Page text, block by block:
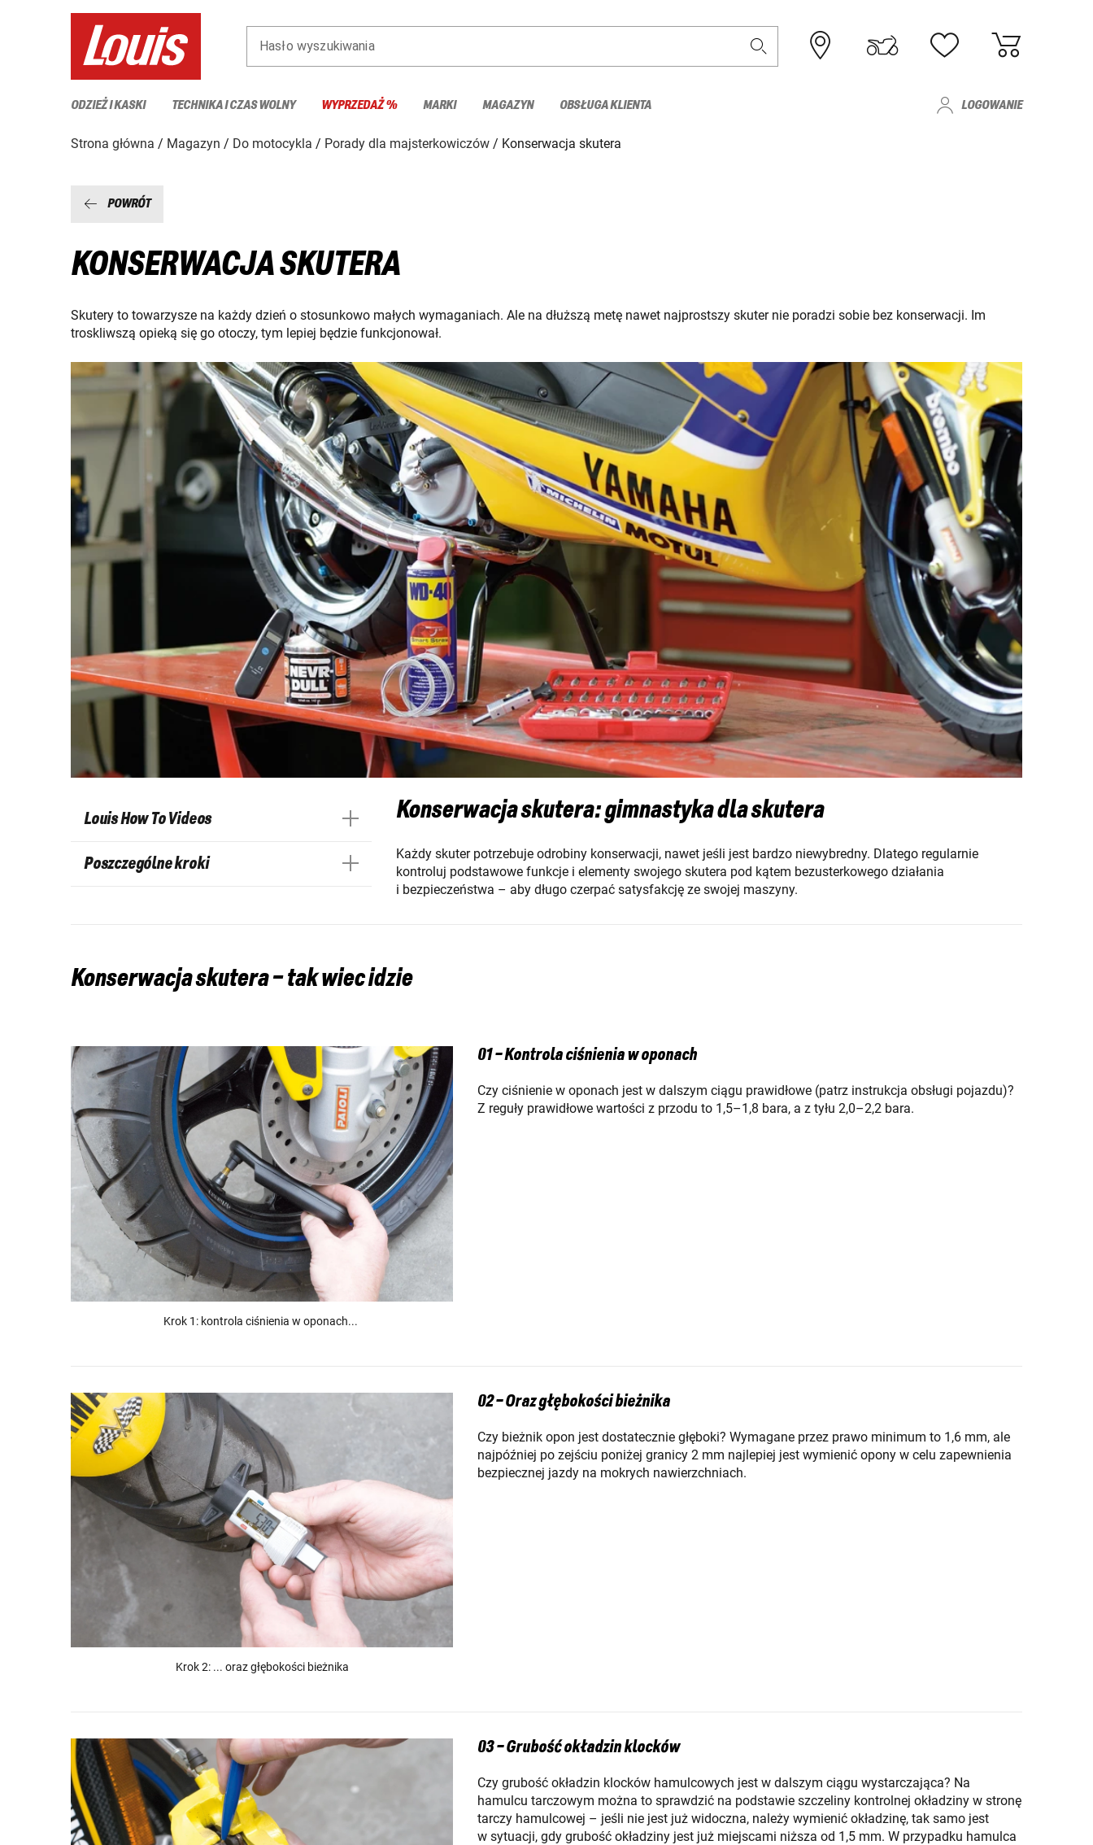
Hasło wyszukiwania
ODZIEŻ I KASKI TECHNIKA I CZAS WOLNY WYPRZEDAŻ % MARKI MAGAZYN OBSŁUGA KLIENTA LOGOWANIE
Strona główna Magazyn Do motocykla Porady dla majsterkowiczów Konserwacja skutera
POWRÓT
KONSERWACJA SKUTERA
Skutery to towarzysze na każdy dzień o stosunkowo małych wymaganiach. Ale na dłuższą metę nawet najprostszy skuter nie poradzi sobie bez konserwacji. Im
troskliwszą opieką się go otoczy, tym lepiej będzie funkcjonował.
Louis How To Videos
Poszczególne kroki
Konserwacja skutera: gimnastyka dla skutera
Każdy skuter potrzebuje odrobiny konserwacji, nawet jeśli jest bardzo niewybredny. Dlatego regularnie
kontroluj podstawowe funkcje i elementy swojego skutera pod kątem bezusterkowego działania
i bezpieczeństwa – aby długo czerpać satysfakcję ze swojej maszyny.
Konserwacja skutera – tak wiec idzie
Krok 1: kontrola ciśnienia w oponach...
01 – Kontrola ciśnienia w oponach
Czy ciśnienie w oponach jest w dalszym ciągu prawidłowe (patrz instrukcja obsługi pojazdu)?
Z reguły prawidłowe wartości z przodu to 1,5–1,8 bara, a z tyłu 2,0–2,2 bara.
Krok 2: ... oraz głębokości bieżnika
02 – Oraz głębokości bieżnika
Czy bieżnik opon jest dostatecznie głęboki? Wymagane przez prawo minimum to 1,6 mm, ale
najpóźniej po zejściu poniżej granicy 2 mm najlepiej jest wymienić opony w celu zapewnienia
bezpiecznej jazdy na mokrych nawierzchniach.
03 – Grubość okładzin klocków
Czy grubość okładzin klocków hamulcowych jest w dalszym ciągu wystarczająca? Na
hamulcu tarczowym można to sprawdzić na podstawie szczeliny kontrolnej okładziny w stronę
tarczy hamulcowej – jeśli nie jest już widoczna, należy wymienić okładzinę, tak samo jest
w sytuacji, gdy grubość okładziny jest już miejscami niższa od 1,5 mm. W przypadku hamulca